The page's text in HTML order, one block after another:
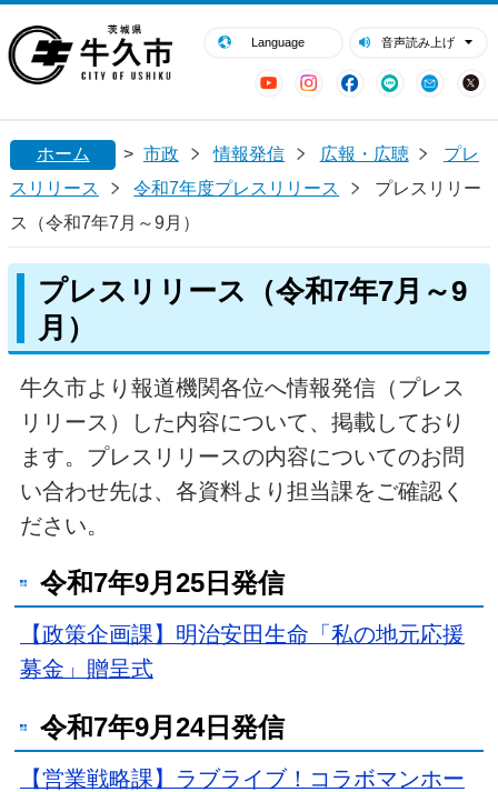
Language 音声読み上げ
YouTubeInstagram
Facebook
LINE Mail
閉じる
ホーム > 市政 情報発信 広報・広聴
プレ
スリリース
令和7年度プレスリリース
プレスリリー
ス（令和7年7月～9月）
プレスリリース（令和7年7月～9
月）
牛久市より報道機関各位へ情報発信（プレス
リリース）した内容について、掲載しており
ます。プレスリリースの内容についてのお問
い合わせ先は、各資料より担当課をご確認く
ださい。
令和7年9月25日発信
【政策企画課】明治安田生命「私の地元応援
募金」贈呈式
令和7年9月24日発信
【営業戦略課】ラブライブ！コラボマンホー